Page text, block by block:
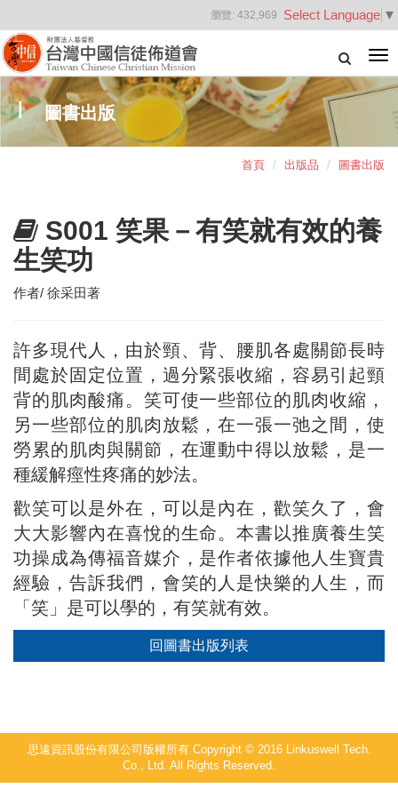
Select Language ▼
瀏覽: 432,969
圖書出版
首頁 出版品 圖書出版
S001 笑果－有笑就有效的養
生笑功
作者/ 徐采田著
許多現代人，由於頸、背、腰肌各處關節長時
間處於固定位置，過分緊張收縮，容易引起頸
背的肌肉酸痛。笑可使一些部位的肌肉收縮，
另一些部位的肌肉放鬆，在一張一弛之間，使
勞累的肌肉與關節，在運動中得以放鬆，是一
種緩解痙性疼痛的妙法。
歡笑可以是外在，可以是內在，歡笑久了，會
大大影響內在喜悅的生命。本書以推廣養生笑
功操成為傳福音媒介，是作者依據他人生寶貴
經驗，告訴我們，會笑的人是快樂的人生，而
「笑」是可以學的，有笑就有效。
回圖書出版列表
思遠資訊股份有限公司版權所有 Copyright © 2016 Linkuswell Tech.
Co., Ltd. All Rights Reserved.